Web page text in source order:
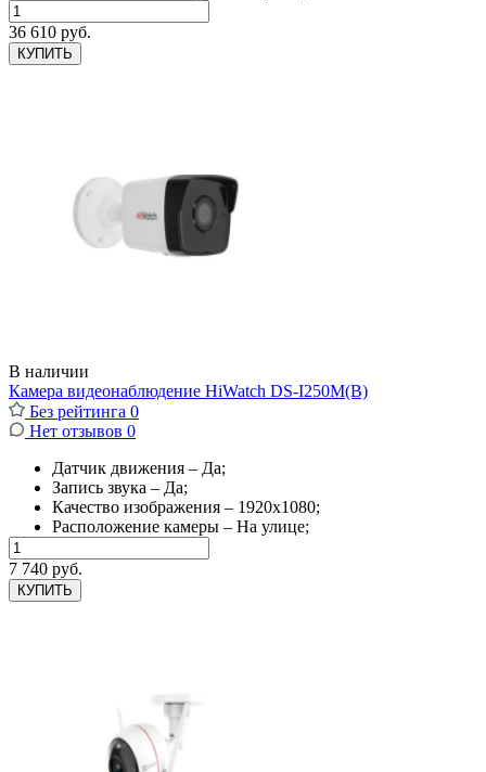
36 610 руб.
КУПИТЬ
В наличии
Камера видеонаблюдение HiWatch DS-I250M(B)
Без рейтинга 0
Нет отзывов 0
Датчик движения – Да;
Запись звука – Да;
Качество изображения – 1920x1080;
Расположение камеры – На улице;
7 740 руб.
КУПИТЬ